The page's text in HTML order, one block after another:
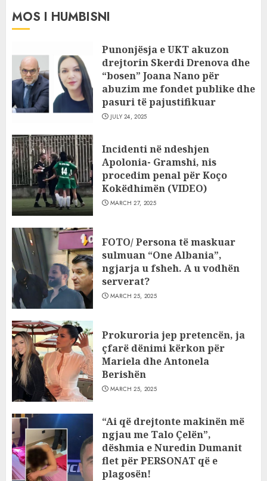
MOS I HUMBISNI
Punonjësja e UKT akuzon
drejtorin Skerdi Drenova dhe
“bosen” Joana Nano për
abuzim me fondet publike dhe
pasuri të pajustifikuar
JULY 24, 2025
Incidenti në ndeshjen
Apolonia- Gramshi, nis
procedim penal për Koço
Kokëdhimën (VIDEO)
MARCH 27, 2025
FOTO/ Persona të maskuar
sulmuan “One Albania”,
ngjarja u fsheh. A u vodhën
serverat?
MARCH 25, 2025
Prokuroria jep pretencën, ja
çfarë dënimi kërkon për
Mariela dhe Antonela
Berishën
MARCH 25, 2025
“Ai që drejtonte makinën më
ngjau me Talo Çelën”,
dëshmia e Nuredin Dumanit
flet për PERSONAT që e
plagosën!